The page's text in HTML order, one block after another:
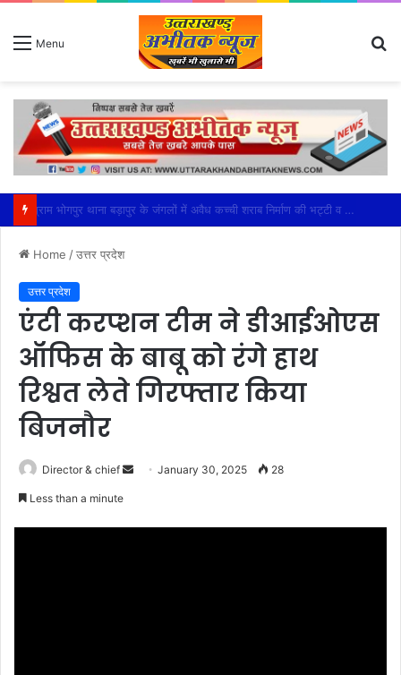
Menu
महेश्वरी मंडल की सक्रियता से सफल हुआ भाजपा का बूथ अध्यक्ष सम्मेलन
Home /उत्तर प्रदेश
उत्तर प्रदेश
एंटी करप्शन टीम ने डीआईओएस
ऑफिस के बाबू को रंगे हाथ
रिश्वत लेते गिरफ्तार किया
बिजनौर
Director & chief
SendJanuary 30, 2025 28
Less than a minute